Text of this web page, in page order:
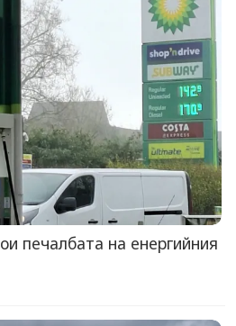
печалбата на енергийния